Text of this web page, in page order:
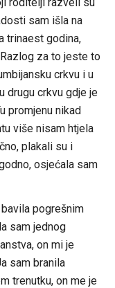
sam išla na
trinaest godina,
za to jeste to
crkvu i u
drugu crkvu gdje je
promjenu nikad
više nisam htjela
plakali su i
osjećala sam
pogrešnim
sam jednog
on mi je
sam branila
trenutku, on me je